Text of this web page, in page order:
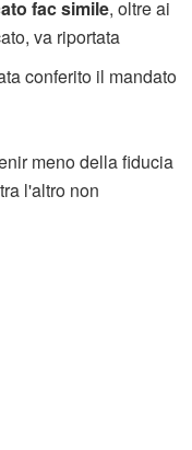
fac simile, oltre ai
va riportata
conferito il mandato
meno della fiducia
l'altro non